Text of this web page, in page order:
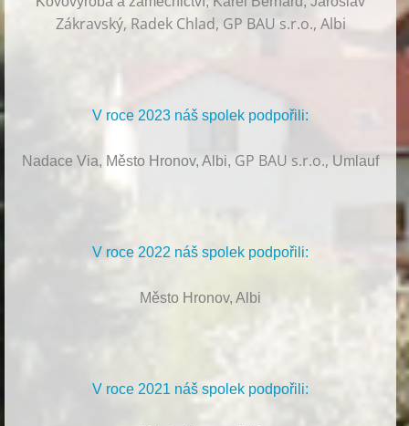
Zákravský, Radek Chlad, GP BAU s.r.o., Albi
V roce 2023 náš spolek podpořili:
Nadace Via, Město Hronov, Albi, GP BAU s.r.o., Umlauf
V roce 2022 náš spolek podpořili:
Město Hronov, Albi
V roce 2021 náš spolek podpořili: